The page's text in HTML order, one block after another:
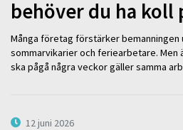
behöver du ha koll
Många företag förstärker bemanningen
sommarvikarier och feriearbetare. Men
ska pågå några veckor gäller samma
12 juni 2026